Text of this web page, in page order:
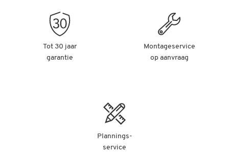
Tot 30 jaar
garantie
Montageservice
op aanvraag
Plannings-
service